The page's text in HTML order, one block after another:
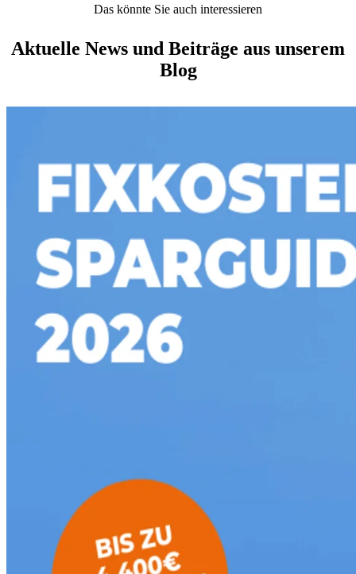
Das könnte Sie auch interessieren
Aktuelle News und Beiträge aus unserem
Blog